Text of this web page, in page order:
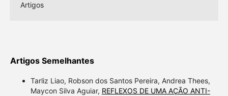
Artigos
Artigos Semelhantes
Tarliz Liao, Robson dos Santos Pereira, Andrea Thees,
Maycon Silva Aguiar, REFLEXOS DE UMA AÇÃO ANTI-